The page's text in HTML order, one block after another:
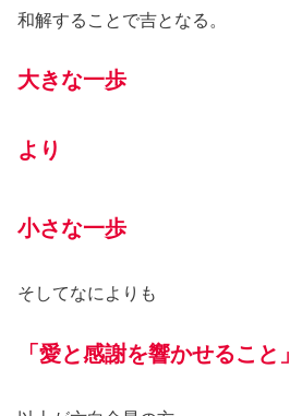
和解することで吉となる。
大きな一歩
より
小さな一歩
そしてなによりも
「愛と感謝を響かせること」